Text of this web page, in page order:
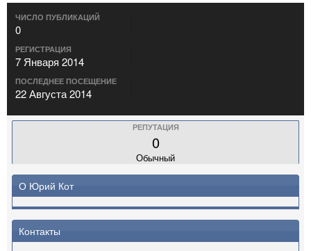
ЧИСЛО ПУБЛИКАЦИЙ
0
РЕГИСТРАЦИЯ
7 Января 2014
ПОСЛЕДНЕЕ ПОСЕЩЕНИЕ
22 Августа 2014
РЕПУТАЦИЯ
0
Обычный
О Юрий Кот
Контакты